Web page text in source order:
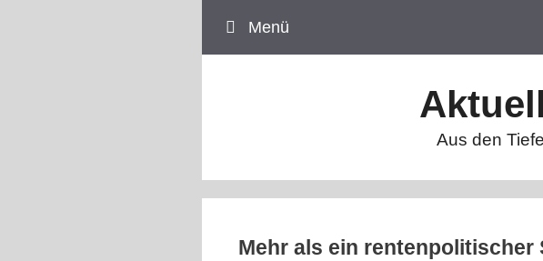
Menü
Aus den
Mehr als ein rentenpolitischer